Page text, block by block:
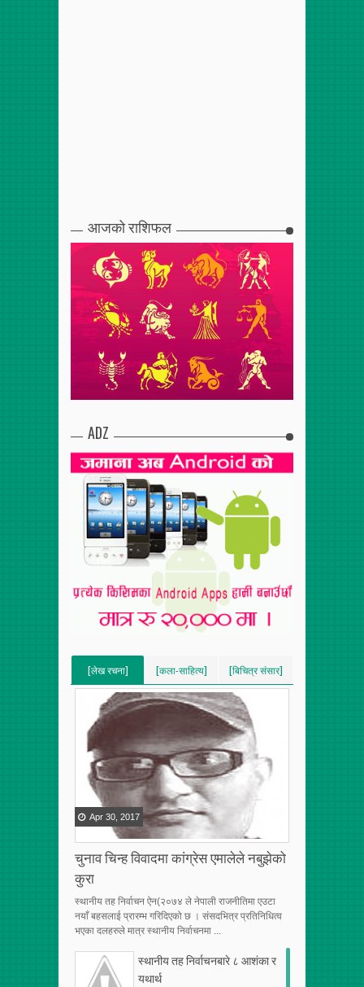
आजको राशिफल
ADZ
[लेख रचना]
[VERTICAL]
[RECENT][5]
[कला-साहित्य]
[VERTICAL]
[बिचित्र संसार]
[VERTICAL]
[RECENT][5]
चुनाव चिन्ह विवादमा कांग्रेस एमालेले नबुझेको
कुरा
Apr 30 2017
स्थानीय तह निर्वाचन ऐन(२०७४ ले नेपाली राजनीतिमा एउटा
नयाँ बहसलाई प्रारम्भ गरिदिएको छ । संसदभित्र प्रतिनिधित्व
भएका दलहरुले मात्र स्थानीय निर्वाचनमा ...
स्थानीय तह निर्वाचनबारे ८ आशंका र
यथार्थ